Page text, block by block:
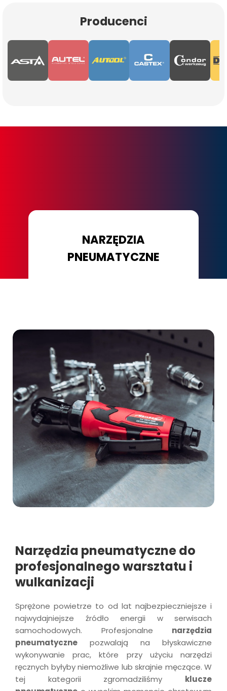
Producenci
NARZĘDZIA
PNEUMATYCZNE
Narzędzia pneumatyczne do
profesjonalnego warsztatu i
wulkanizacji
Sprężone powietrze to od lat najbezpieczniejsze i
najwydajniejsze źródło energii w serwisach
samochodowych. Profesjonalne narzędzia
pneumatyczne pozwalają na błyskawiczne
wykonywanie prac, które przy użyciu narzędzi
ręcznych byłyby niemożliwe lub skrajnie męczące. W
tej kategorii zgromadziliśmy klucze